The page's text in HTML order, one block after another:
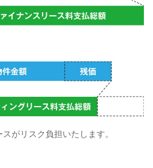
がリスク負担いたします。